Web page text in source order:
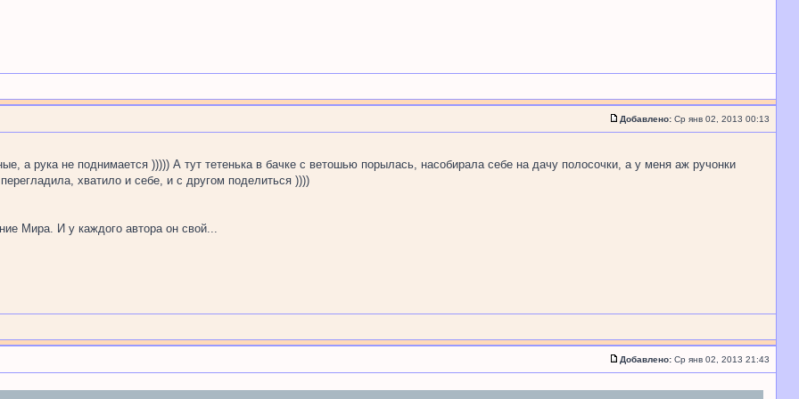
Добавлено: Ср янв 02, 2013 00:13
а рука не поднимается ))))) А тут тетенька в бачке с ветошью порылась, насобирала себе на дачу полосочки, а у меня аж ручонки
хватило и себе, и с другом поделиться ))))
Мира. И у каждого автора он свой...
Добавлено: Ср янв 02, 2013 21:43